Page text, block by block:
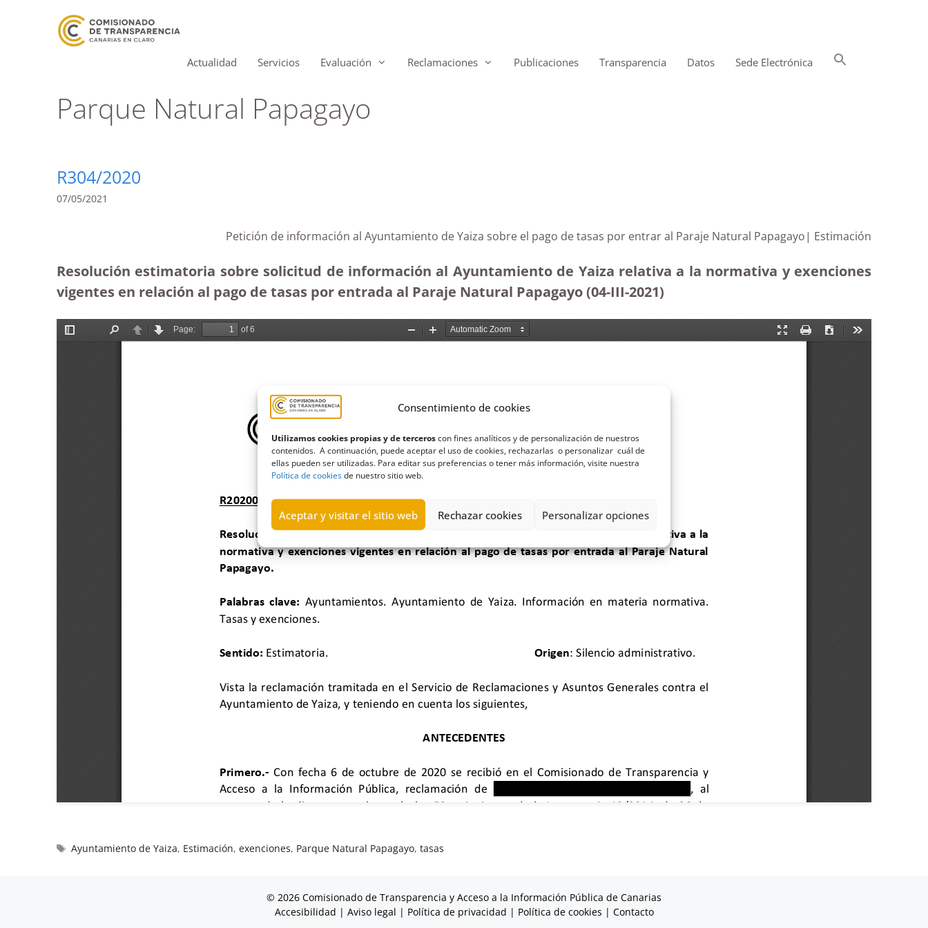
Consentimiento de cookies
Utilizamos cookies propias y de terceroscon fines analíticos y de personalización de nuestros
contenidos. A continuación, puede aceptar el uso de cookies, rechazarlas o personalizar cuál de
ellas pueden ser utilizadas. Para editar sus preferencias o tener más información, visite nuestra
Política de cookiesde nuestro sitio web.
Aceptar y visitar el sitio web Rechazar cookies Personalizar opciones
Actualidad Servicios Evaluación Reclamaciones Publicaciones Transparencia Datos Sede Electrónica
Parque Natural Papagayo
R304/2020
07/05/2021
Petición de información al Ayuntamiento de Yaiza sobre el pago de tasas por entrar al Paraje Natural Papagayo| Estimación
Resolución estimatoria sobre solicitud de información al Ayuntamiento de Yaiza relativa a la normativa y exenciones
vigentes en relación al pago de tasas por entrada al Paraje Natural Papagayo (04-III-2021)
Ayuntamiento de Yaiza, Estimación,exenciones, Parque Natural Papagayo,tasas
© 2026 Comisionado de Transparencia y Acceso a la Información Pública de Canarias
Accesibilidad | Aviso legal | Política de privacidad | Política de cookies | Contacto